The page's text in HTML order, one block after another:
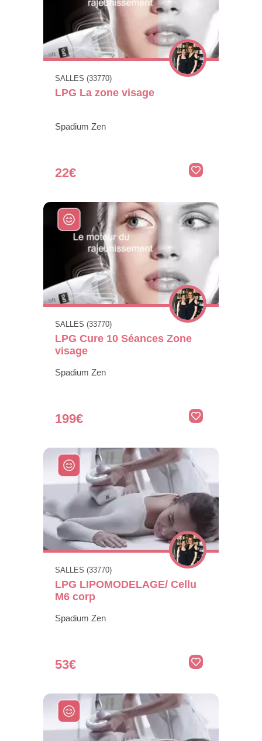
SALLES (33770)
LPG La zone visage
Spadium Zen
22€
SALLES (33770)
LPG Cure 10 Séances Zone
visage
Spadium Zen
199€
SALLES (33770)
LPG LIPOMODELAGE/ Cellu
M6 corp
Spadium Zen
53€